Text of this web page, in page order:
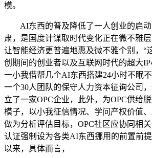
模。
AI东西的普及降低了一人创业的启动
肃，是国度计谋取时代变化正在微不雅
让智能经济更普遍地惠及微不雅个别，“
创期间的创业者以及互联网时代的超大IP
一小我借帮几个AI东西搭建24小时不眠
一个30人团队的保守人力资本征询公司
立了一家OPC企业，此外，为OPC供给
模子，以小我征信情况、学问产权价值
做为分析评估目标，OPC社区应协同相
认证强制设为各类AI东西挪用的前置前
以来，具体而言，